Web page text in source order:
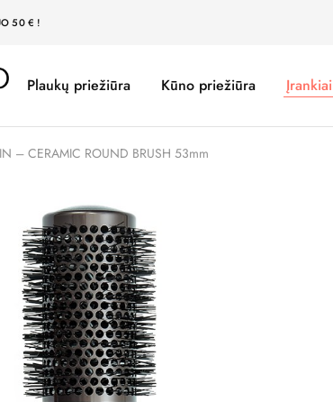
50 € !
Plaukų priežiūra Kūno priežiūra Įrankiai
– CERAMIC ROUND BRUSH 53mm